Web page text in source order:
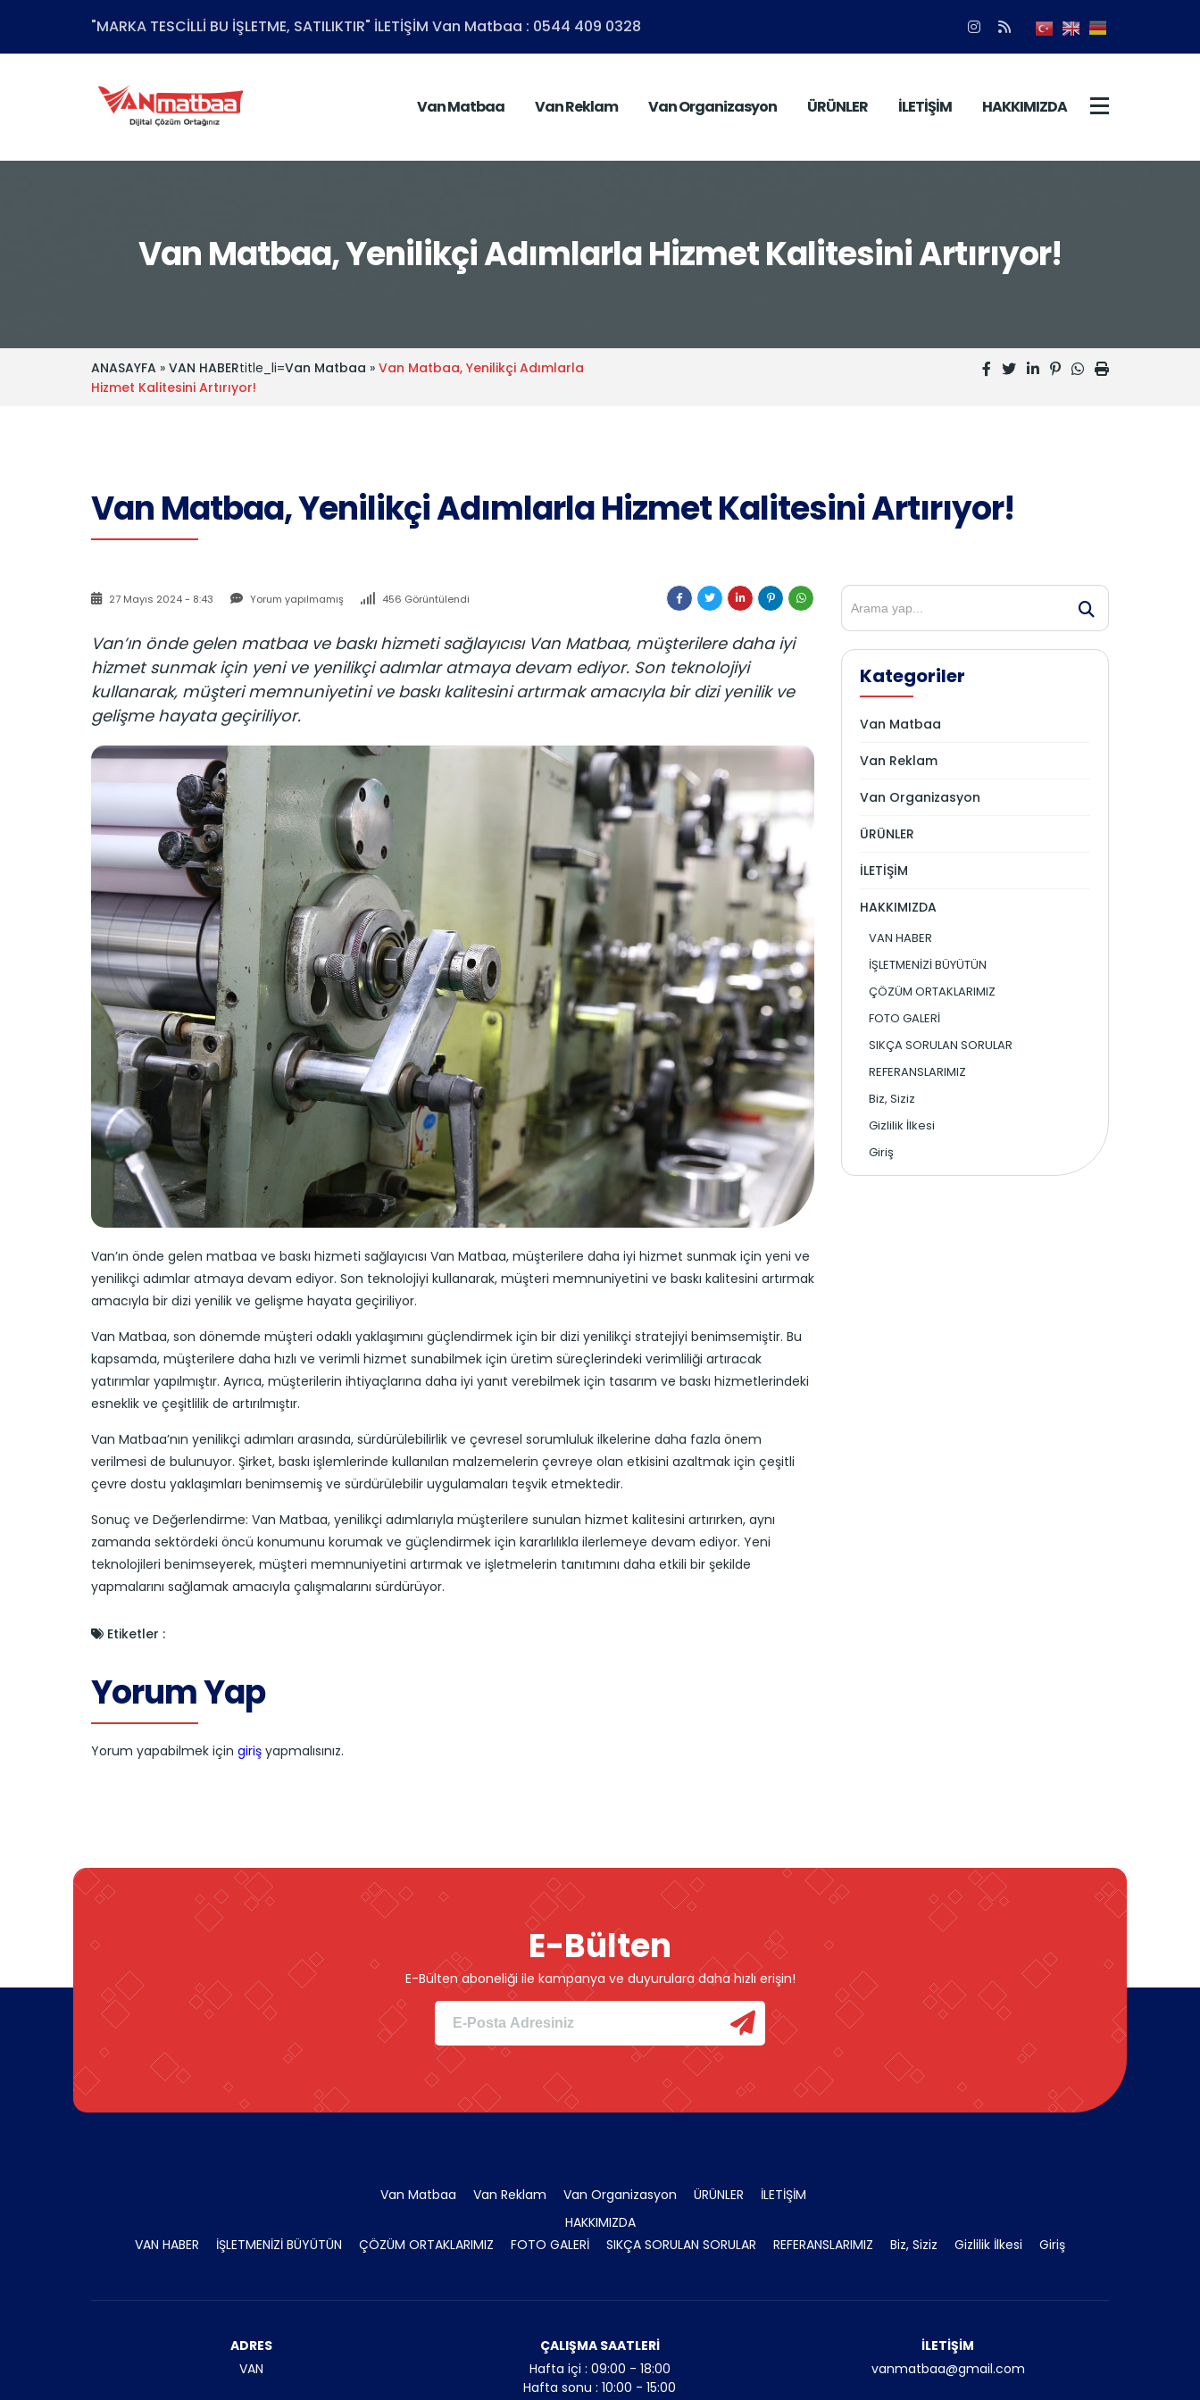
"MARKA TESCİLLİ BU İŞLETME, SATILIKTIR" İLETİŞİM Van Matbaa : 0544 409 0328
Van Matbaa Van Reklam Van Organizasyon ÜRÜNLER İLETİŞİM HAKKIMIZDA
Van Matbaa, Yenilikçi Adımlarla Hizmet Kalitesini Artırıyor!
ANASAYFA » VAN HABERtitle_li=Van Matbaa » Van Matbaa, Yenilikçi Adımlarla
Hizmet Kalitesini Artırıyor!
Van Matbaa, Yenilikçi Adımlarla Hizmet Kalitesini Artırıyor!
Kategoriler
Van Matbaa
Van Reklam
Van Organizasyon
ÜRÜNLER
İLETİŞİM
HAKKIMIZDA
VAN HABER
İŞLETMENİZİ BÜYÜTÜN
ÇÖZÜM ORTAKLARIMIZ
FOTO GALERİ
SIKÇA SORULAN SORULAR
REFERANSLARIMIZ
Biz, Siziz
Gizlilik İlkesi
Giriş
27 Mayıs 2024 - 8:43 Yorum yapılmamış 456 Görüntülendi
Van’ın önde gelen matbaa ve baskı hizmeti sağlayıcısı Van Matbaa, müşterilere daha iyi
hizmet sunmak için yeni ve yenilikçi adımlar atmaya devam ediyor. Son teknolojiyi
kullanarak, müşteri memnuniyetini ve baskı kalitesini artırmak amacıyla bir dizi yenilik ve
gelişme hayata geçiriliyor.
Van’ın önde gelen matbaa ve baskı hizmeti sağlayıcısı Van Matbaa, müşterilere daha iyi hizmet sunmak için yeni ve
yenilikçi adımlar atmaya devam ediyor. Son teknolojiyi kullanarak, müşteri memnuniyetini ve baskı kalitesini artırmak
amacıyla bir dizi yenilik ve gelişme hayata geçiriliyor.
Van Matbaa, son dönemde müşteri odaklı yaklaşımını güçlendirmek için bir dizi yenilikçi stratejiyi benimsemiştir. Bu
kapsamda, müşterilere daha hızlı ve verimli hizmet sunabilmek için üretim süreçlerindeki verimliliği artıracak
yatırımlar yapılmıştır. Ayrıca, müşterilerin ihtiyaçlarına daha iyi yanıt verebilmek için tasarım ve baskı hizmetlerindeki
esneklik ve çeşitlilik de artırılmıştır.
Van Matbaa’nın yenilikçi adımları arasında, sürdürülebilirlik ve çevresel sorumluluk ilkelerine daha fazla önem
verilmesi de bulunuyor. Şirket, baskı işlemlerinde kullanılan malzemelerin çevreye olan etkisini azaltmak için çeşitli
çevre dostu yaklaşımları benimsemiş ve sürdürülebilir uygulamaları teşvik etmektedir.
Sonuç ve Değerlendirme: Van Matbaa, yenilikçi adımlarıyla müşterilere sunulan hizmet kalitesini artırırken, aynı
zamanda sektördeki öncü konumunu korumak ve güçlendirmek için kararlılıkla ilerlemeye devam ediyor. Yeni
teknolojileri benimseyerek, müşteri memnuniyetini artırmak ve işletmelerin tanıtımını daha etkili bir şekilde
yapmalarını sağlamak amacıyla çalışmalarını sürdürüyor.
Etiketler :
Yorum Yap
Yorum yapabilmek için giriş yapmalısınız.
E-Bülten
E-Bülten aboneliği ile kampanya ve duyurulara daha hızlı erişin!
Van Matbaa Van Reklam Van Organizasyon ÜRÜNLER
İLETİŞİM
HAKKIMIZDA
VAN HABER
İŞLETMENİZİ BÜYÜTÜN ÇÖZÜM ORTAKLARIMIZ FOTO GALERİ SIKÇA SORULAN SORULAR REFERANSLARIMIZ Biz, Siziz Gizlilik İlkesi Giriş
ADRES
VAN
ÇALIŞMA SAATLERİ
Hafta içi : 09:00 - 18:00
Hafta sonu : 10:00 - 15:00
İLETİŞİM
vanmatbaa@gmail.com